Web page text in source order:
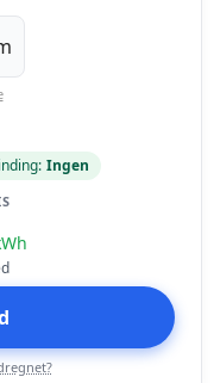
Ingen